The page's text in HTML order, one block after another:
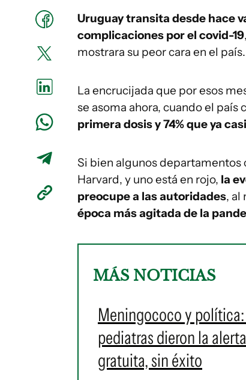
Uruguay transita desde hace
complicaciones por el covid-19
mostrara su peor cara en el país.
La encrucijada que por esos
se asoma ahora, cuando el país
primera dosis y 74% que ya
Si bien algunos departamentos
Harvard, y uno está en rojo, la
preocupe a las autoridades, al
época más agitada de la
MÁS NOTICIAS
Meningococo y política:
pediatras dieron la
gratuita, sin éxito